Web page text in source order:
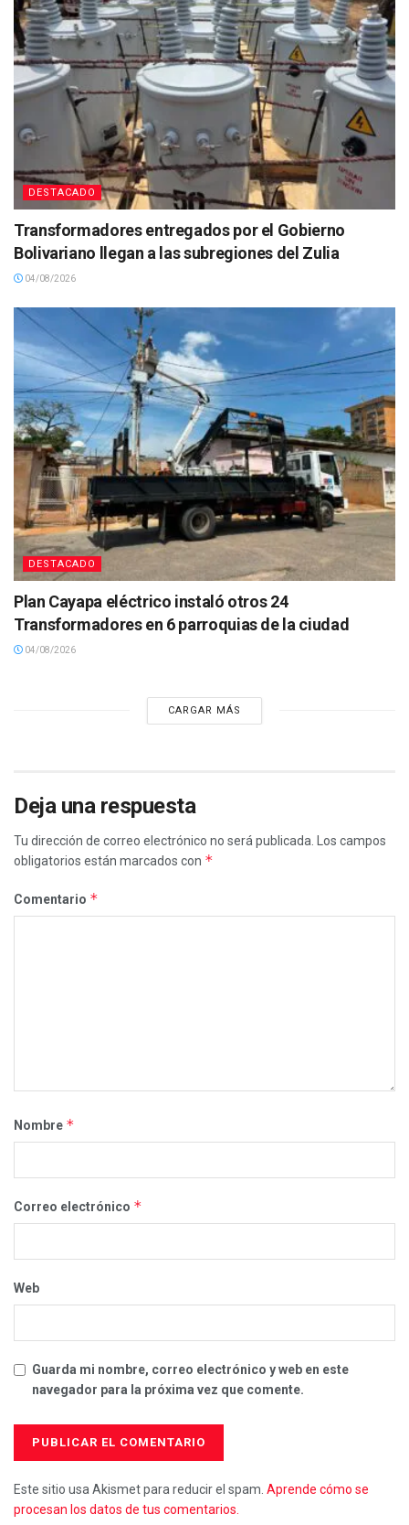
DESTACADO
Transformadores entregados por el Gobierno
Bolivariano llegan a las subregiones del Zulia
04/08/2026
DESTACADO
Plan Cayapa eléctrico instaló otros 24
Transformadores en 6 parroquias de la ciudad
04/08/2026
CARGAR MÁS
Deja una respuesta
Tu dirección de correo electrónico no será publicada.
Los campos
obligatorios están marcados con *
Comentario *
Nombre *
Correo electrónico *
Web
Guarda mi nombre, correo electrónico y web en este
navegador para la próxima vez que comente.
Este sitio usa Akismet para reducir el spam. Aprende cómo se
procesan los datos de tus comentarios.